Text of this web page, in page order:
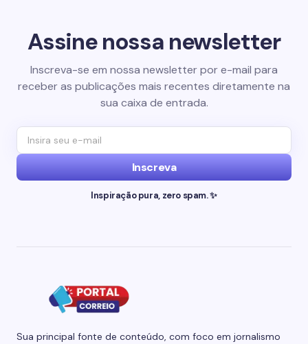
Assine nossa newsletter
Inscreva-se em nossa newsletter por e-mail para
receber as publicações mais recentes diretamente na
sua caixa de entrada.
Inscreva
Inspiração pura, zero spam. ✨
Sua principal fonte de conteúdo, com foco em jornalismo